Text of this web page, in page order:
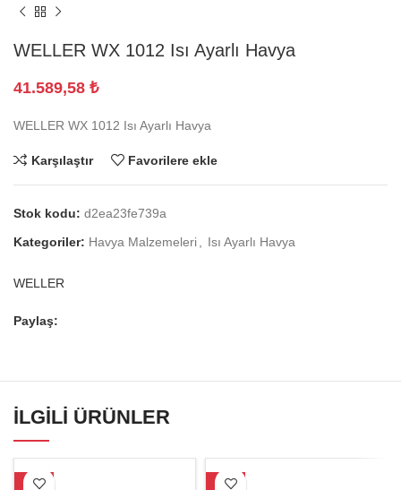
WELLER WX 1012 Isı Ayarlı Havya
41.589,58 ₺
WELLER WX 1012 Isı Ayarlı Havya
Karşılaştır Favorilere ekle
Stok kodu: d2ea23fe739a
Kategoriler: Havya Malzemeleri Isı Ayarlı Havya
WELLER
Paylaş:
İLGILI ÜRÜNLER
-19% -21%